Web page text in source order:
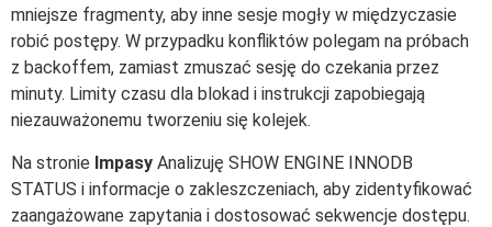
mniejsze fragmenty, aby inne sesje mogły w międzyczasie
robić postępy. W przypadku konfliktów polegam na próbach
z backoffem, zamiast zmuszać sesję do czekania przez
minuty. Limity czasu dla blokad i instrukcji zapobiegają
niezauważonemu tworzeniu się kolejek.
Na stronie Impasy Analizuję SHOW ENGINE INNODB
STATUS i informacje o zakleszczeniach, aby zidentyfikować
zaangażowane zapytania i dostosować sekwencje dostępu.